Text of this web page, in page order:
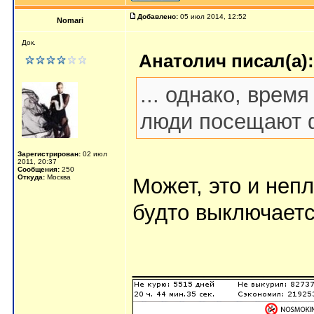
Nomari Добавлено: 05 июл 2014, 12:52
Док.
Зарегистрирован: 02 июл
2011, 20:37
Сообщения: 250
Откуда: Москва
Анатолич писал(а):
... однако,
люди посещают
Может, это и
будто